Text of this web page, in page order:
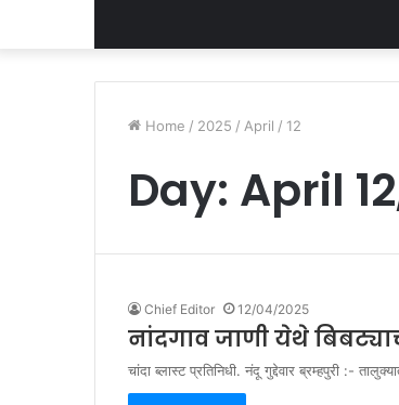
Home / 2025 / April / 12
Day: April
Chief Editor 12/04/2025
नांदगाव जाणी येथे
चांदा ब्लास्ट प्रतिनिधी. नंदू गुद्देवार ब्रम्हपुरी :-